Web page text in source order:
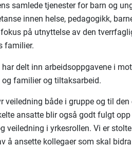
samlede tjenester for barn og
innen helse, pedagogikk,
på utnyttelse av den
familier.
delt inn arbeidsoppgavene i
familier og tiltaksarbeid.
veiledning både i gruppe og til den
ansatte blir også godt fulgt
veiledning i yrkesrollen. Vi er
å ansette kollegaer som skal